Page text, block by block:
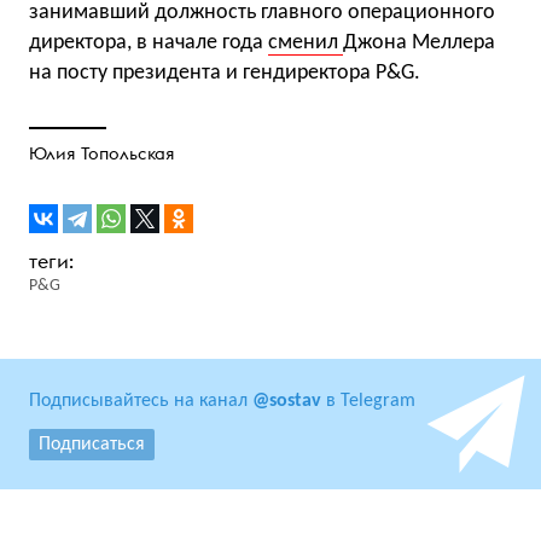
занимавший должность главного операционного
директора, в начале года сменил Джона Меллера
на посту президента и гендиректора P&G.
Юлия Топольская
P&G
Подписывайтесь на канал @sostav в Telegram
Подписаться